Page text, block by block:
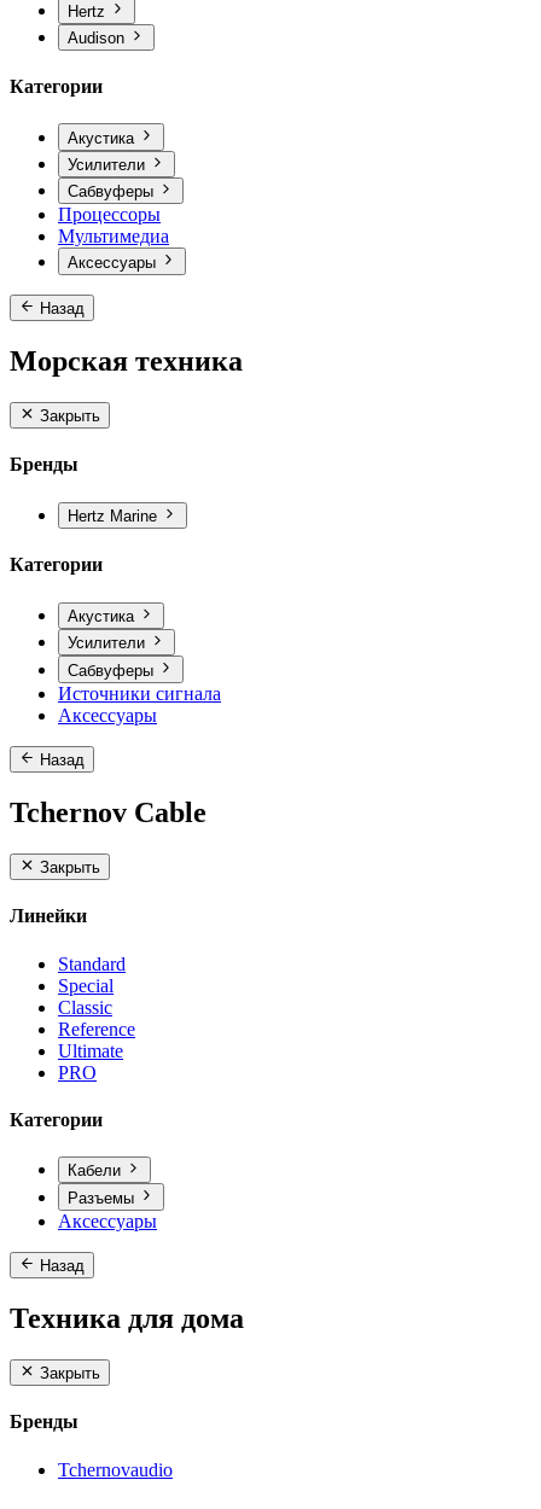
Hertz
Audison
Категории
Акустика
Усилители
Сабвуферы
Процессоры
Мультимедиа
Аксессуары
Назад
Морская техника
Закрыть
Бренды
Hertz Marine
Категории
Акустика
Усилители
Сабвуферы
Источники сигнала
Аксессуары
Назад
Tchernov Cable
Закрыть
Линейки
Standard
Special
Classic
Reference
Ultimate
PRO
Категории
Кабели
Разъемы
Аксессуары
Назад
Техника для дома
Закрыть
Бренды
Tchernovaudio